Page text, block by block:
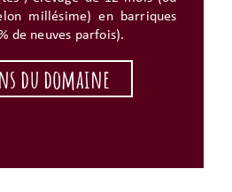
millésime) en barriques
de neuves parfois).
du domaine